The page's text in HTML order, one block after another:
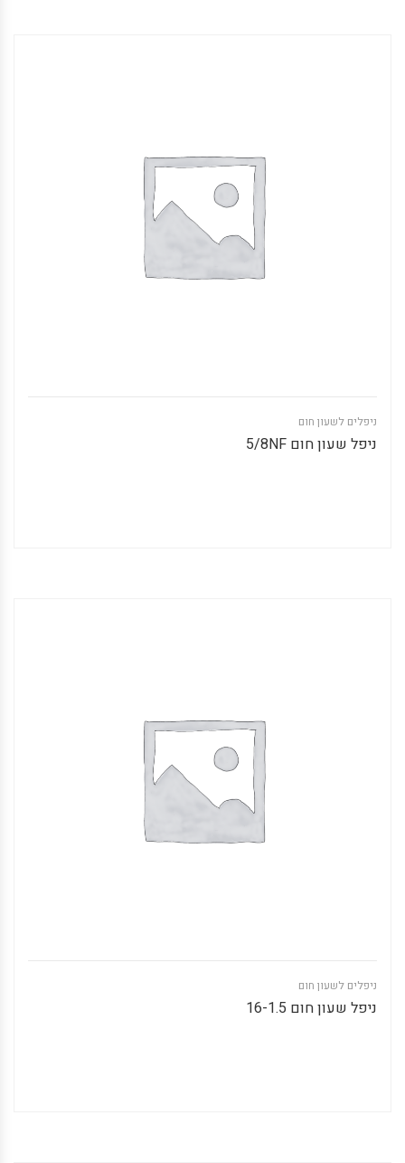
ניפלים לשעון חום
ניפל שעון חום 5/8NF
ניפלים לשעון חום
ניפל שעון חום 16-1.5